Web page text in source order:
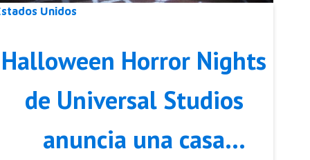
Unidos
Halloween Horror Nights
de Universal Studios
anuncia una casa